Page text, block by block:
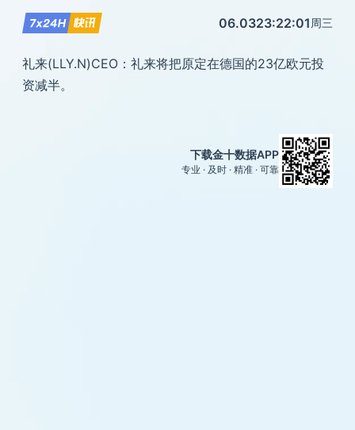
06.0323:22:01 周三
礼来(LLY.N)CEO：礼来将把原定在德国的23亿欧元投
资减半。
下载金十数据APP
专业 · 及时 · 精准 · 可靠